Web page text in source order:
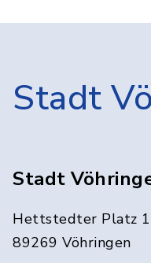
Stadt
Stadt
Hettstedter Platz 1
89269 Vöhringen